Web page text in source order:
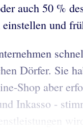
auch 50 %
und
Dörfer. Sie
Shop aber
Inkasso -